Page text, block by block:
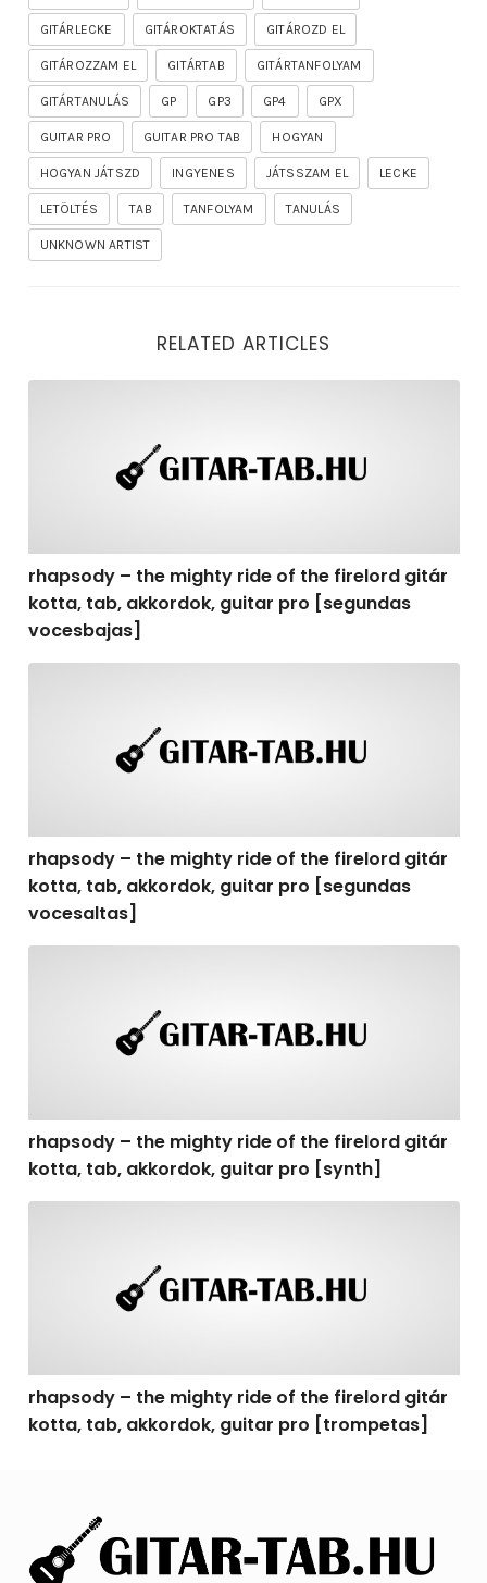
GITÁRLECKE GITÁROKTATÁS GITÁROZD EL
GITÁROZZAM EL GITÁRTAB GITÁRTANFOLYAM
GITÁRTANULÁS GP GP3 GP4 GPX
GUITAR PRO GUITAR PRO TAB HOGYAN
HOGYAN JÁTSZD INGYENES JÁTSSZAM EL LECKE
LETÖLTÉS TAB TANFOLYAM TANULÁS
UNKNOWN ARTIST
RELATED ARTICLES
rhapsody – the mighty ride of the firelord gitár
kotta, tab, akkordok, guitar pro [segundas
vocesbajas]
rhapsody – the mighty ride of the firelord gitár
kotta, tab, akkordok, guitar pro [segundas
vocesaltas]
rhapsody – the mighty ride of the firelord gitár
kotta, tab, akkordok, guitar pro [synth]
rhapsody – the mighty ride of the firelord gitár
kotta, tab, akkordok, guitar pro [trompetas]